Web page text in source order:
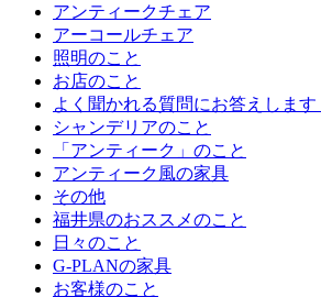
アンティークチェア
アーコールチェア
照明のこと
お店のこと
よく聞かれる質問にお答えします
シャンデリアのこと
「アンティーク」のこと
アンティーク風の家具
その他
福井県のおススメのこと
日々のこと
G-PLANの家具
お客様のこと